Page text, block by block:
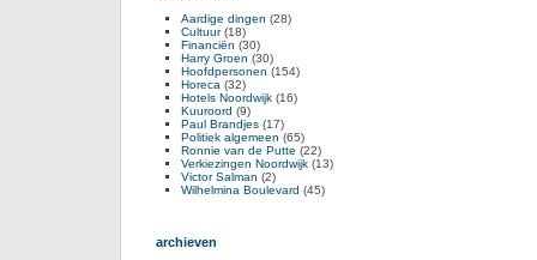
Aardige dingen (28)
Cultuur(18)
Financiën (30)
Harry Groen (30)
Hoofdpersonen (154)
Horeca (32)
Hotels Noordwijk (16)
Kuuroord (9)
Paul Brandjes (17)
Politiek algemeen (65)
Ronnie van de Putte (22)
Verkiezingen Noordwijk (13)
Victor Salman (2)
Wilhelmina Boulevard (45)
archieven